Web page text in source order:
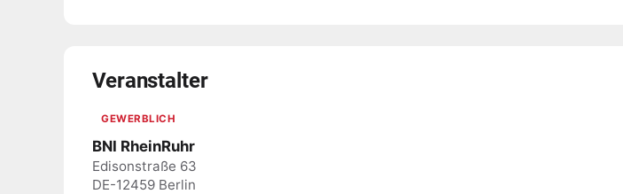
Veranstalter
GEWERBLICH
BNI RheinRuhr
Edisonstraße 63
DE-12459 Berlin